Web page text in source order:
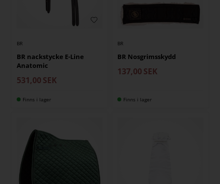
BR
BR nackstycke E-Line
Anatomic
531,00 SEK
Finns i lager
BR
BR Nosgrimsskydd
137,00 SEK
Finns i lager